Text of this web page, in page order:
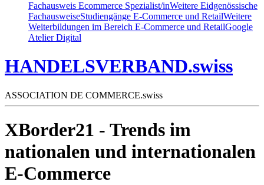
Fachausweis Ecommerce Spezialist/inWeitere Eidgenössische
FachausweiseStudiengänge E-Commerce und RetailWeitere
Weiterbildungen im Bereich E-Commerce und RetailGoogle
Atelier Digital
HANDELSVERBAND.swiss
ASSOCIATION DE COMMERCE.swiss
XBorder21 - Trends im
nationalen und internationalen
E-Commerce